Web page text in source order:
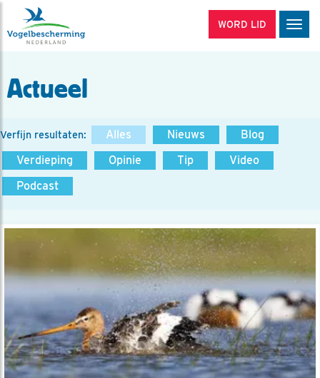
WORD LID
Actueel
Verfijn resultaten: Alles Nieuws
Blog
Verdieping
Opinie Tip
Video
Podcast